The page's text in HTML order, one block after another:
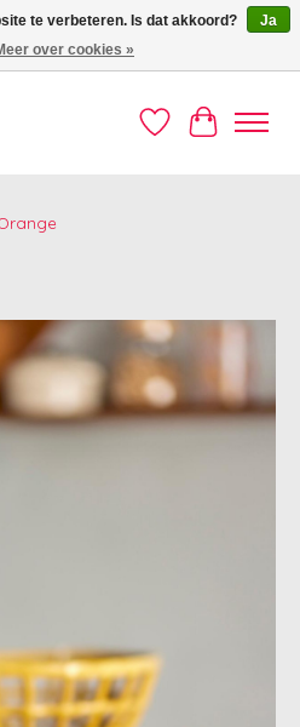
Verlanglijst
Items
te verbeteren. Is dat akkoord?
Ja
over cookies »